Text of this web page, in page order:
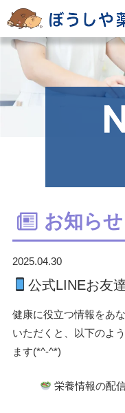
お知らせ
2025.04.30
公式LINEお友
健康に役立つ情報をあ
いただくと、以下のよ
ます(*^-^*)
栄養情報の配